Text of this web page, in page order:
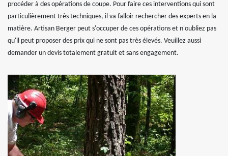
procéder à des opérations de coupe. Pour faire ces interventions qui sont
particulièrement très techniques, il va falloir rechercher des experts en la
matière. Artisan Berger peut s'occuper de ces opérations et n'oubliez pas
qu'il peut proposer des prix qui ne sont pas très élevés. Veuillez aussi
demander un devis totalement gratuit et sans engagement.